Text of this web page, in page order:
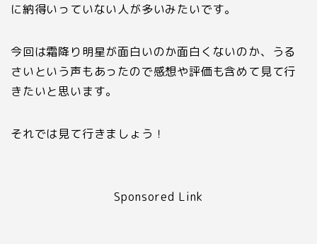
に納得いっていない人が多いみたいです。
今回は霜降り明星が面白いのか面白くないのか、うる
さいという声もあったので感想や評価も含めて見て行
きたいと思います。
それでは見て行きましょう！
Sponsored Link